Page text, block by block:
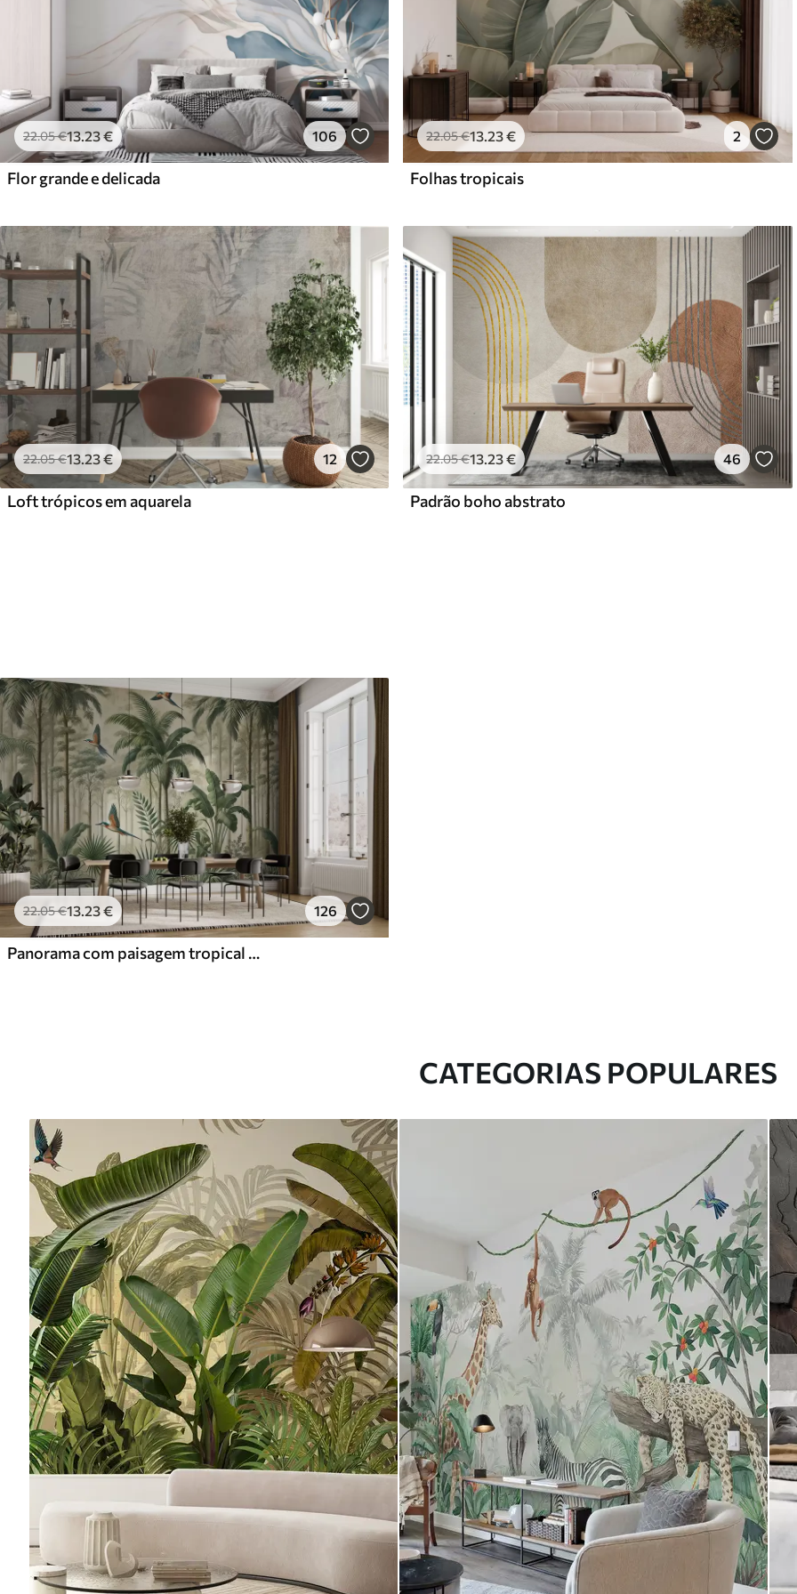
22.05€13.23€ 106
Flor grande e delicada
22.05€13.23€ 2
Folhas tropicais
22.05€13 .23€ 12
Loft trópicos em aquarela
22.05€13 .23€ 46
Padrão boho abstrato
22.05€13.23€ 126
Panorama com paisagem tropical e aves
CATEGORIAS POPULARES